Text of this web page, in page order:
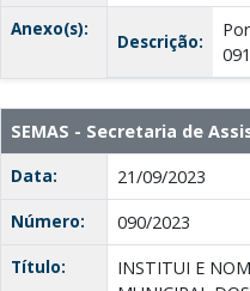
Anexo(s):
Descrição:
SEMAS - Secretaria de
Data:
21/09/2023
Número:
090/2023
Título:
INSTITUI E